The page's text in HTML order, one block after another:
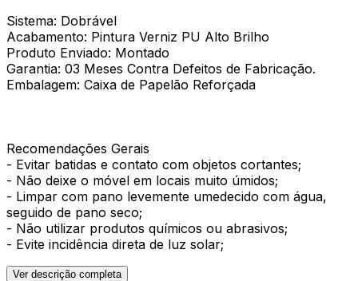
Sistema: Dobrável
Acabamento: Pintura Verniz PU Alto Brilho
Produto Enviado: Montado
Garantia: 03 Meses Contra Defeitos de Fabricação.
Embalagem: Caixa de Papelão Reforçada
Recomendações Gerais
- Evitar batidas e contato com objetos cortantes;
- Não deixe o móvel em locais muito úmidos;
- Limpar com pano levemente umedecido com água,
seguido de pano seco;
- Não utilizar produtos químicos ou abrasivos;
- Evite incidência direta de luz solar;
Ver descrição completa